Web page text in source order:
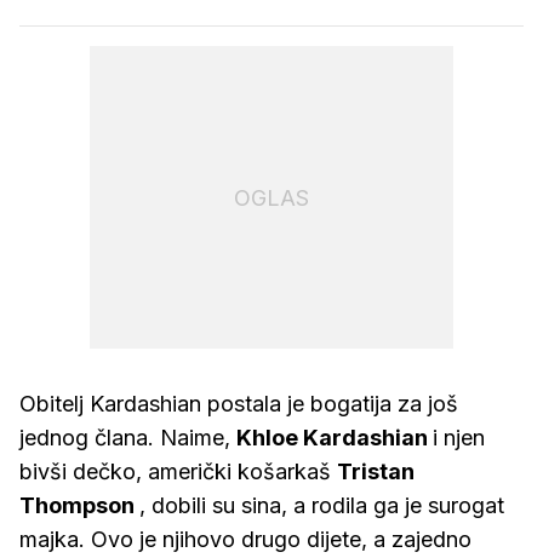
OGLAS
Obitelj Kardashian postala je bogatija za još
jednog člana. Naime, Khloe Kardashian i njen
bivši dečko, američki košarkaš Tristan
Thompson , dobili su sina, a rodila ga je surogat
majka. Ovo je njihovo drugo dijete, a zajedno